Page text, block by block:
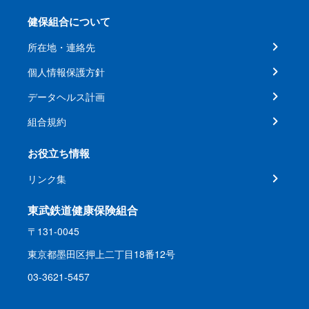
健保組合について
所在地・連絡先
個人情報保護方針
データヘルス計画
組合規約
お役立ち情報
リンク集
東武鉄道健康保険組合
〒131-0045
東京都墨田区押上二丁目18番12号
03-3621-5457